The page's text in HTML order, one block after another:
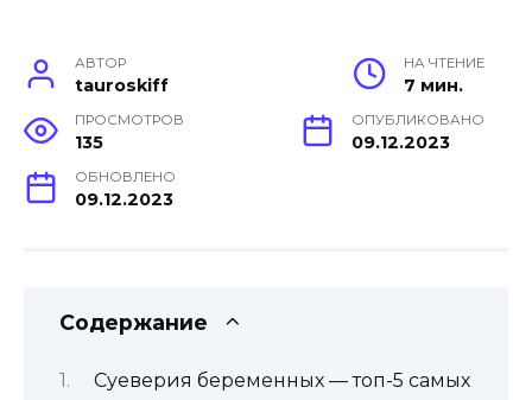
АВТОР
tauroskiff
НА ЧТЕНИЕ
7 мин.
ПРОСМОТРОВ
135
ОПУБЛИКОВАНО
09.12.2023
ОБНОВЛЕНО
09.12.2023
Содержание
Суеверия беременных — топ-5 самых